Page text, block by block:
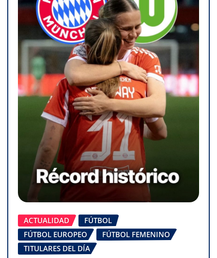
ACTUALIDAD
FÚTBOL
FÚTBOL EUROPEO
FÚTBOL FEMENINO
TITULARES DEL DÍA